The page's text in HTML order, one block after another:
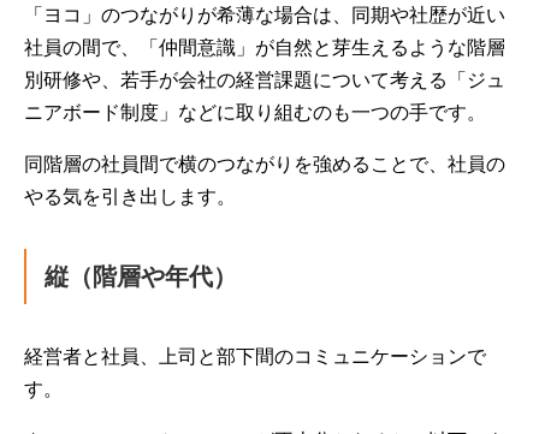
「ヨコ」のつながりが希薄な場合は、同期や社歴が近い
社員の間で、「仲間意識」が自然と芽生えるような階層
別研修や、若手が会社の経営課題について考える「ジュ
ニアボード制度」などに取り組むのも一つの手です。
同階層の社員間で横のつながりを強めることで、社員の
やる気を引き出します。
縦（階層や年代）
経営者と社員、上司と部下間のコミュニケーションで
す。